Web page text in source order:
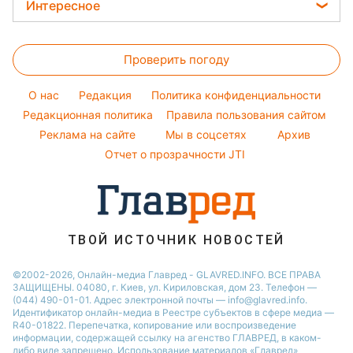
Настя Каменских
Виталий Козловский
Потап
Цены на продукты
Красивый маникюр
Модные ошибки
Советы от Андре Тана
Новости Полтавы
Новости Львова
Новости Сум
Новости Днепра
Новости Черкассы
Новости Тернополя
Новости Житомира
Новости Запорожья
Интересное
Тесты по картинке
Оптические иллюзии
Народные приметы
Все о шоу-бизнесе
Проверить погоду
O нас Редакция
Политика конфиденциальности
Редакционная политика
Правила пользования сайтом
Реклама на сайте
Мы в соцсетях
Архив
Отчет о прозрачности JTI
ТВОЙ ИСТОЧНИК НОВОСТЕЙ
©2002-2026, Онлайн-медиа Главред - GLAVRED.INFO. ВСЕ ПРАВА
ЗАЩИЩЕНЫ. 04080, г. Киев, ул. Кириловская, дом 23. Телефон —
(044) 490-01-01. Адрес электронной почты — info@glavred.info.
Идентификатор онлайн-медиа в Реестре cубъектов в сфере медиа —
R40-01822. Перепечатка, копирование или воспроизведение
информации, содержащей ссылку на агенство ГЛАВРЕД, в каком-
либо виде запрещено. Использование материалов «Главред»